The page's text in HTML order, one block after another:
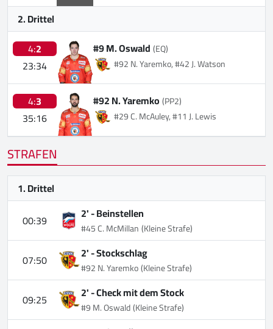
2. Drittel
4:2
23:34
#9 M. Oswald(EQ)
#92 N. Yaremko, #42 J. Watson
4:3
35:16
#92 N. Yaremko(PP2)
#29 C. McAuley, #11 J. Lewis
STRAFEN
1. Drittel
00:39
2' -Beinstellen
#45 C. McMillan(Kleine Strafe)
07:50 2' -Stockschlag
#92 N. Yaremko(Kleine Strafe)
09:25 2' -Check mit dem Stock
#9 M. Oswald(Kleine Strafe)